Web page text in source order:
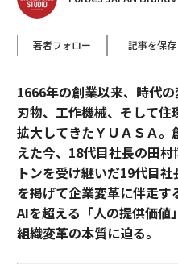
著者フォロー 記事を保存
1666年の創業以来、時代
刃物、工作機械、そして住
拡大してきたＹＵＡＳＡ
えた今、18代目社長の田
トンを受け継いだ19代目社
を掲げて企業変革に伴走す
AIを超える「人の提供価値
組織変革の本質に迫る。